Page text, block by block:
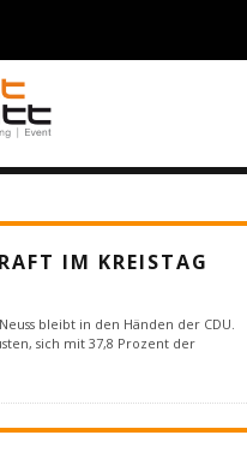
IM KREISTAG
bleibt in den Händen der CDU.
sich mit 37,8 Prozent der